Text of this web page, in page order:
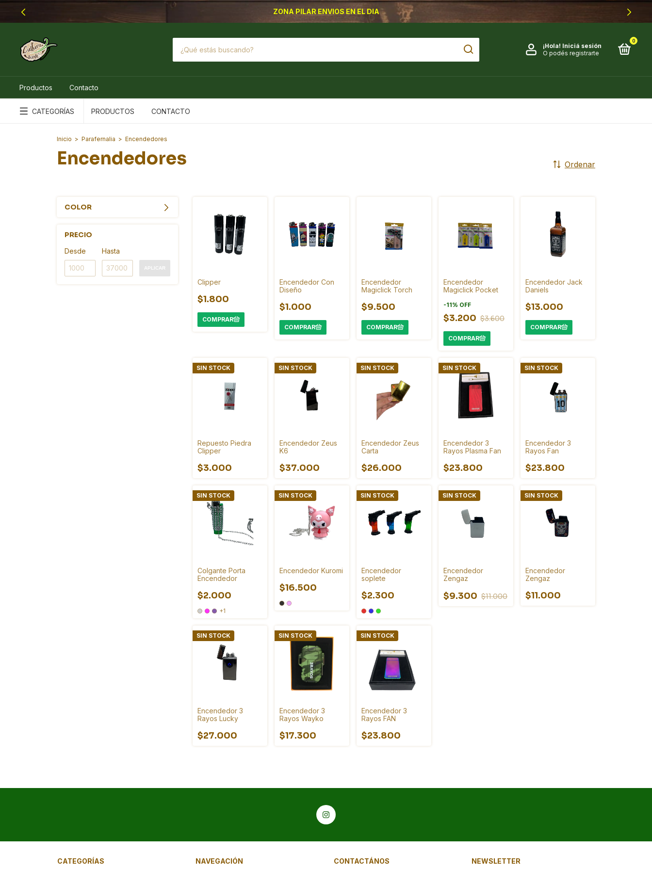
ZONA PILAR ENVIOS EN EL DIA
¡Hola! Iniciá sesión
O podés registrarte
0
Productos Contacto
CATEGORÍAS PRODUCTOS CONTACTO
Inicio > Parafernalia > Encendedores
Encendedores Ordenar
COLOR
PRECIO
Desde Hasta
APLICAR
Clipper
$1.800
Encendedor Con
Diseño
$1.000
Encendedor
Magiclick Torch
$9.500
Encendedor
Magiclick Pocket
-11% OFF
$3.200 $3.600
Encendedor Jack
Daniels
$13.000
SIN STOCK
Repuesto Piedra
Clipper
$3.000
SIN STOCK
Encendedor Zeus
K6
$37.000
SIN STOCK
Encendedor Zeus
Carta
$26.000
SIN STOCK
Encendedor 3
Rayos Plasma Fan
$23.800
SIN STOCK
Encendedor 3
Rayos Fan
$23.800
SIN STOCK
Colgante Porta
Encendedor
$2.000
+1
SIN STOCK
Encendedor Kuromi
$16.500
SIN STOCK
Encendedor
soplete
$2.300
SIN STOCK
Encendedor
Zengaz
$9.300 $11.000
SIN STOCK
Encendedor
Zengaz
$11.000
SIN STOCK
Encendedor 3
Rayos Lucky
$27.000
SIN STOCK
Encendedor 3
Rayos Wayko
$17.300
SIN STOCK
Encendedor 3
Rayos FAN
$23.800
CATEGORÍAS NAVEGACIÓN CONTACTÁNOS NEWSLETTER